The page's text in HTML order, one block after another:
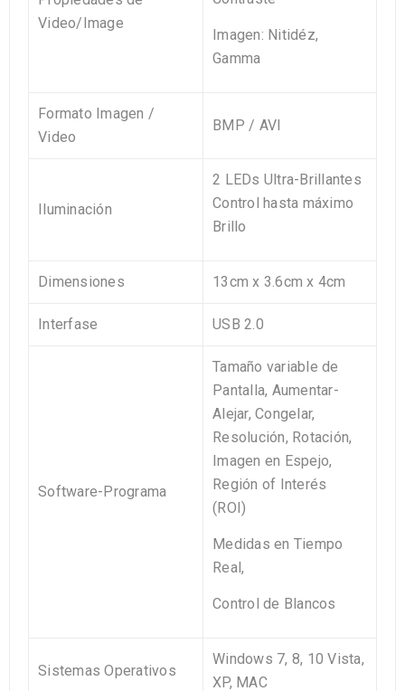
Video/Image
Imagen: Nitidéz,
Gamma
Formato Imagen /
Video
BMP / AVI
Iluminación
2 LEDs Ultra-Brillantes
Control hasta máximo
Brillo
Dimensiones 13cm x 3.6cm x 4cm
Interfase USB 2.0
Software-Programa
Tamaño variable de
Pantalla, Aumentar-
Alejar, Congelar,
Resolución, Rotación,
Imagen en Espejo,
Región of Interés
(ROI)
Medidas en Tiempo
Real,
Control de Blancos
Sistemas Operativos
Windows 7, 8, 10 Vista,
XP, MAC